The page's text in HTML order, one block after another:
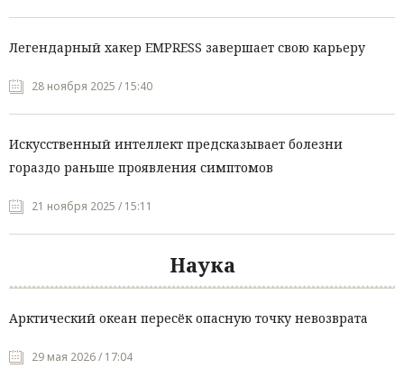
Легендарный хакер EMPRESS завершает свою карьеру
28 ноября 2025 / 15:40
Искусственный интеллект предсказывает болезни
гораздо раньше проявления симптомов
21 ноября 2025 / 15:11
Наука
Арктический океан пересёк опасную точку невозврата
29 мая 2026 / 17:04